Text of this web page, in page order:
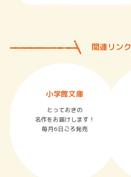
関連リンク
小学館文庫
とっておきの
名作をお届けします！
毎月6日ごろ発売